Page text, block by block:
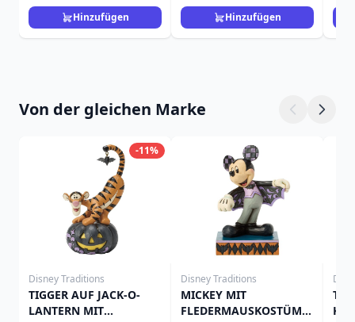
Hinzufügen
Hinzufügen
Von der gleichen Marke
-11%
Disney Traditions
TIGGER AUF JACK-O-
LANTERN MIT
Disney Traditions
MICKEY MIT
FLEDERMAUSKOSTÜM -